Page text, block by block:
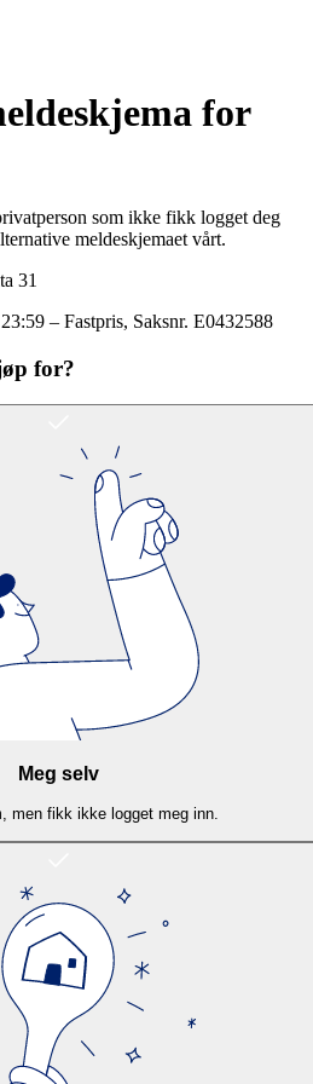
for
som ikke fikk logget deg
meldeskjemaet vårt.
31
– Fastpris, Saksnr. E0432588
for?
Meg selv
men fikk ikke logget meg inn.